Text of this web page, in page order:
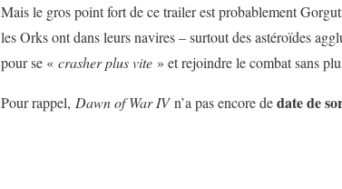
Mais le gros point fort de ce trailer est probablement
les Orks ont dans leurs navires – surtout des astéroïdes
pour se « crasher plus vite » et rejoindre le combat sans
Pour rappel, Dawn of War IVn’a pas encore dedate de